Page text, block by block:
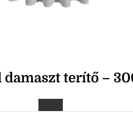
damaszt terítő –